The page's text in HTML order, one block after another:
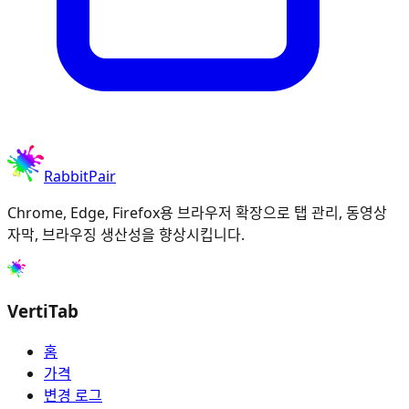
RabbitPair
Chrome, Edge, Firefox용 브라우저 확장으로 탭 관리, 동영상
자막, 브라우징 생산성을 향상시킵니다.
VertiTab
홈
가격
변경 로그